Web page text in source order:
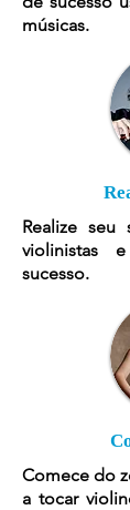
músicas.
Realize
violinistas
sucesso.
Comece do
a tocar